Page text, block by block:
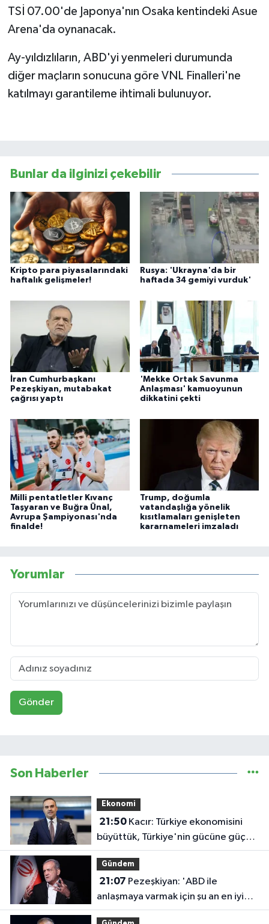
TSİ 07.00'de Japonya'nın Osaka kentindeki Asue
Arena'da oynanacak.
Ay-yıldızlıların, ABD'yi yenmeleri durumunda
diğer maçların sonucuna göre VNL Finalleri'ne
katılmayı garantileme ihtimali bulunuyor.
Bunlar da ilginizi çekebilir
Kripto para piyasalarındaki
haftalık gelişmeler!
Rusya: 'Ukrayna'da bir
haftada 34 gemiyi vurduk'
İran Cumhurbaşkanı
Pezeşkiyan, mutabakat
çağrısı yaptı
'Mekke Ortak Savunma
Anlaşması' kamuoyunun
dikkatini çekti
Milli pentatletler Kıvanç
Taşyaran ve Buğra Ünal,
Avrupa Şampiyonası'nda
finalde!
Trump, doğumla
vatandaşlığa yönelik
kısıtlamaları genişleten
kararnameleri imzaladı
Yorumlar
Gönder
Son Haberler
Ekonomi
21:50Kacır: Türkiye ekonomisini
büyüttük, Türkiye'nin gücüne güç
kattık
Gündem
21:07
anlaşmaya varmak için şu an en iyi
zaman'